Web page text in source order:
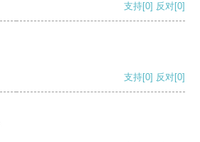
支持[0] 反对[0]
支持[0] 反对[0]